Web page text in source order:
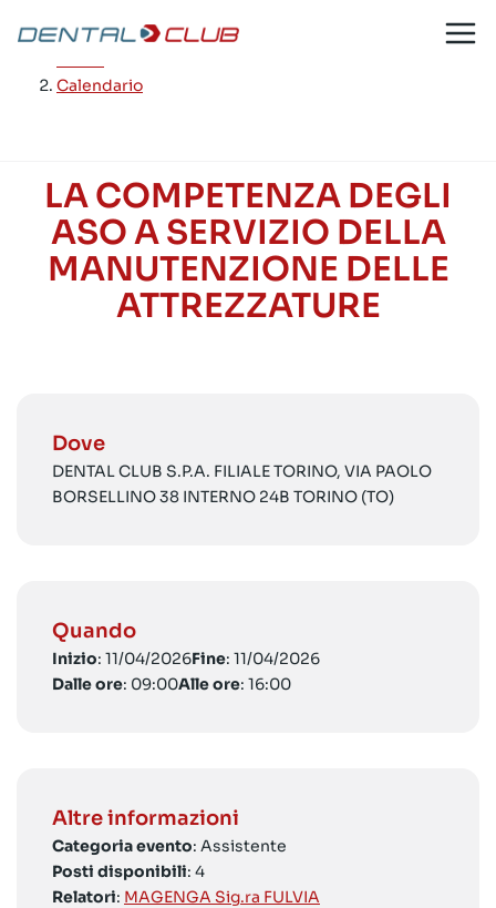
contenuto
Calendario
LA COMPETENZA DEGLI
ASO A SERVIZIO DELLA
MANUTENZIONE DELLE
ATTREZZATURE
Dove
DENTAL CLUB S.P.A. FILIALE TORINO, VIA PAOLO
BORSELLINO 38 INTERNO 24B TORINO (TO)
Quando
Inizio: 11/04/2026Fine: 11/04/2026
Dalle ore: 09:00Alle ore: 16:00
Altre informazioni
Categoria evento: Assistente
Posti disponibili: 4
Relatori: MAGENGA Sig.ra FULVIA